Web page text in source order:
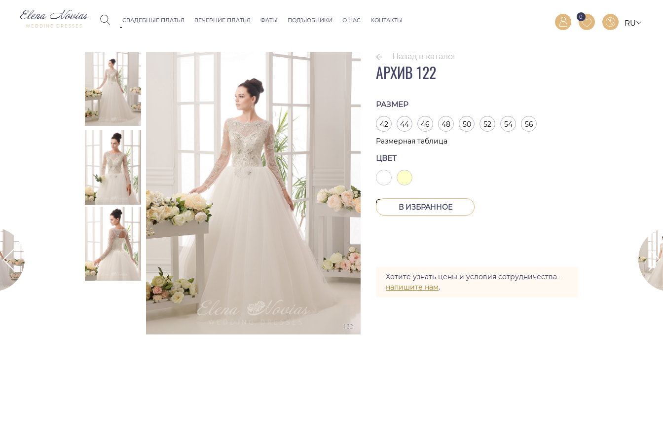
WEDDING DRESSES
СВАДЕБНЫЕ ПЛАТЬЯ
Melody
Vienna
Rome
ВЕЧЕРНИЕ ПЛАТЬЯ
Allure
ФАТЫ
Фаты Thessaloniki
Фаты Dubai Couture
Фаты Rome
ПОДЪЮБНИКИ О НАС КОНТАКТЫ 0
RU
Назад в каталог
АРХИВ 122
РАЗМЕР
42 44 46 48 50 52 54
56
Размерная таблица
ЦВЕТ
В ИЗБРАННОЕ
Снят с производства
Хотите узнать цены и условия сотрудничества -
напишите нам.